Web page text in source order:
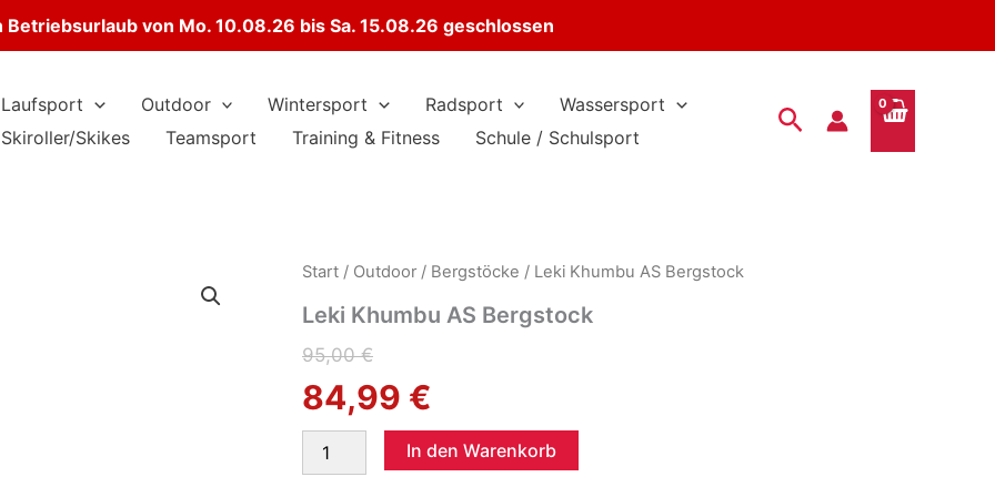
Betriebsurlaub von Mo. 10.08.26 bis Sa. 15.08.26 geschlossen
Laufsport Outdoor Wintersport Radsport
Wassersport
Skiroller/Skikes
Teamsport Training & Fitness Schule / Schulsport
Suchen
Start / Outdoor / Bergstöcke / Leki Khumbu AS Bergstock
Leki Khumbu AS Bergstock
95,00€
Ursprünglicher
Preis
war:
84,99 €
Aktueller
Preis
ist:
Khumbu
In den Warenkorb